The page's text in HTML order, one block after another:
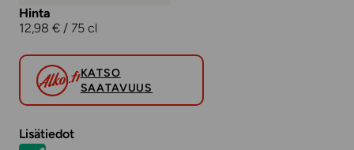
Hinta
12,98 € / 75 cl
KATSO
SAATAVUUS
Lisätiedot